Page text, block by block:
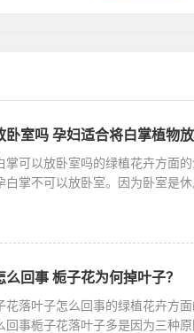
室吗 孕妇适合将白掌植物放
掌可以放卧室吗的绿植花卉方面
白掌不可以放卧室。因为卧室是
回事 栀子花为何掉叶子？
花落叶子怎么回事的绿植花卉方
回事栀子花落叶子多是因为三种